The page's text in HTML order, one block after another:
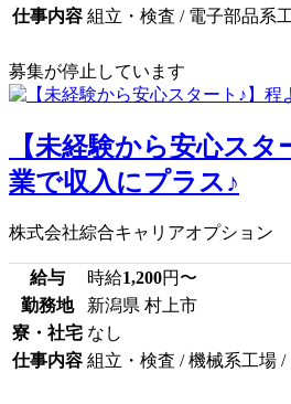
仕事内容 組立・検査 / 電子部品系
募集が停止しています
【未経験から安心ス
業で収入にプラス♪
株式会社綜合キャリアオプション
給与 時給1,200円〜
勤務地
新潟県 村上市
寮・社宅 なし
仕事内容 組立・検査 / 機械系工場 /